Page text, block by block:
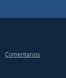
Comentarios